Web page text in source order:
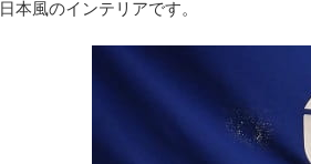
日本風のインテリアです。